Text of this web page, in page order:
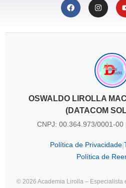
OSWALDO LIROLLA
(DATACOM
CNPJ: 00.364.973/0001-00
Política de Privacidade
Política de
© 2026 Academia Lirolla – Especialista